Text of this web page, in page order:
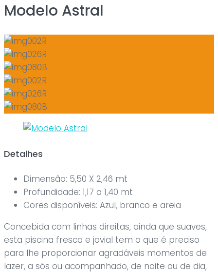
Modelo Astral
Detalhes
Dimensão: 5,50 X 2,46 mt
Profundidade: 1,17 a 1,40 mt
Cores disponíveis: Azul, branco e areia
Concebida com linhas direitas, ainda que suaves,
esta piscina fresca e jovial tem o que é preciso
para lhe proporcionar agradáveis momentos de
lazer, a sós ou acompanhado, de noite ou de dia,